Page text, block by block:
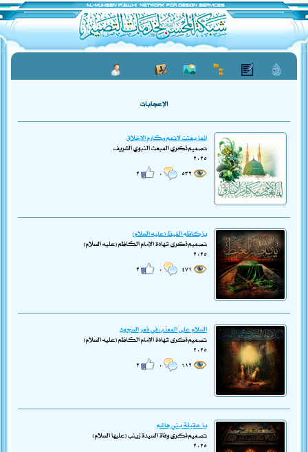
الإعجابات
إنما بعثت لاتمم مكارم الاخلاق
تصميم ذكرى المبعث النبوي الشريف
٢٠٢٥
يا كاظم الغيظ (عليه السلام)
تصميم ذكرى شهادة الإمام الكاظم (عليه السلام)
٢٠٢٥
السلام على المعذب في قعر السجون
تصميم ذكرى شهادة الإمام الكاظم (عليه السلام)
٢٠٢٥
يا عقيلة بني هاشم
تصميم ذكرى وفاة السيدة زينب (عليها السلام)
٢٠٢٥